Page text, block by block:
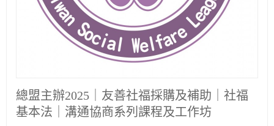
總盟主辦2025｜友善社福採購及補助｜社福
基本法｜溝通協商系列課程及工作坊